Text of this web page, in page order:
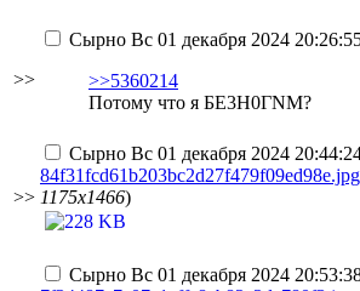
>>
Сырно Вс 01 декабря 2024
>>5360214
Потому что я БЕ3Н0ГNМ?
>>
Сырно Вс 01 декабря 2024
84f31fcd61b203bc2d27f479f09ed98e.jpg
1175x1466)
Сырно Вс 01 декабря 2024